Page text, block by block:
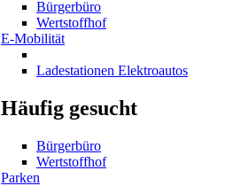
Bürgerbüro
Wertstoffhof
E-Mobilität
Ladestationen Elektroautos
Häufig gesucht
Bürgerbüro
Wertstoffhof
Parken